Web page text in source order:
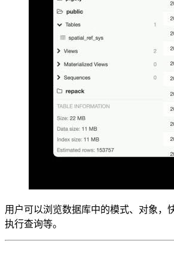
用户可以浏览数据库中的模式、对象，
执行查询等。